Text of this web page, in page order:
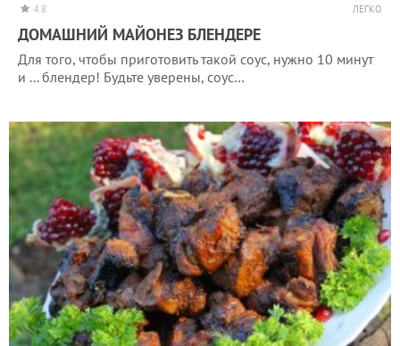
4.8 ЛЕГКО
ДОМАШНИЙ МАЙОНЕЗ БЛЕНДЕРЕ
Для того, чтобы приготовить такой соус, нужно 10 минут
и ... блендер! Будьте уверены, соус…